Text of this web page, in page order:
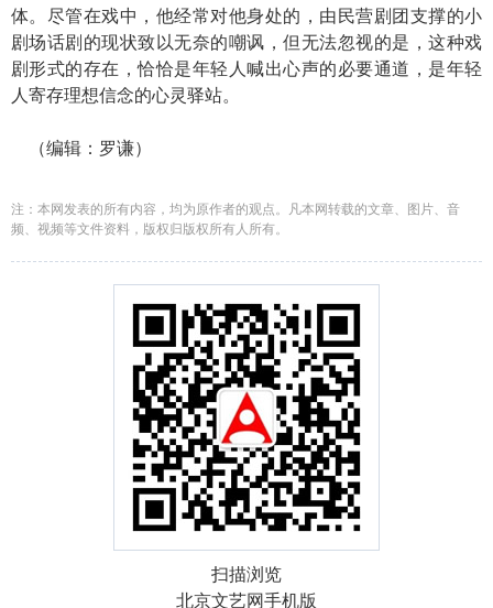
体。尽管在戏中，他经常对他身处的，由民营剧团支撑的小
剧场话剧的现状致以无奈的嘲讽，但无法忽视的是，这种戏
剧形式的存在，恰恰是年轻人喊出心声的必要通道，是年轻
人寄存理想信念的心灵驿站。
（编辑：罗谦）
注：本网发表的所有内容，均为原作者的观点。凡本网转载的文章、图片、音
频、视频等文件资料，版权归版权所有人所有。
扫描浏览
北京文艺网手机版